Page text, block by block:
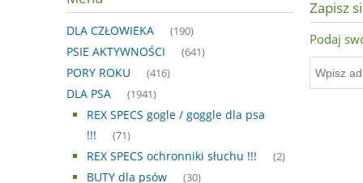
DLA CZŁOWIEKA (190)
PSIE AKTYWNOŚCI (641)
PORY ROKU (416)
DLA PSA (1941)
REX SPECS gogle / goggle dla psa
!!!
(71)
REX SPECS ochronniki słuchu !!! (2)
BUTY dla psów (30)
Zapisz
Podaj